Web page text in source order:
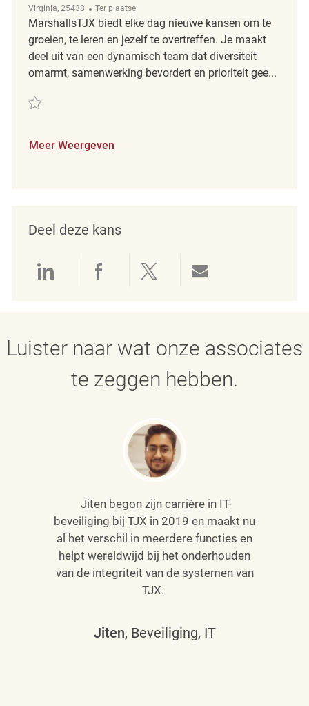
Virginia, 25438
Afgelegen
Ter plaatse
MarshallsTJX biedt elke dag nieuwe kansen om te
groeien, te leren en jezelf te overtreffen. Je maakt
deel uit van een dynamisch team dat diversiteit
omarmt, samenwerking bevordert en prioriteit gee...
Redden Retail Merchandising Supervisor REQ140195
Meer Weergeven
Deel deze kans
Delen via LinkedIn
Delen via Facebook
Delen via twitter
Luister naar wat onze associates
te zeggen hebben.
Jiten begon zijn carrière in IT-
beveiliging bij TJX in 2019 en maakt nu
al het verschil in meerdere functies en
helpt wereldwijd bij het onderhouden
van de integriteit van de systemen van
TJX.
Jiten, Beveiliging, IT